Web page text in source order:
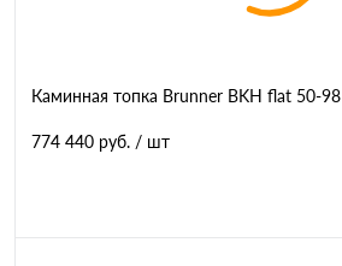
Каминная топка Brunner BKH flat 50-
774 440 руб. / шт